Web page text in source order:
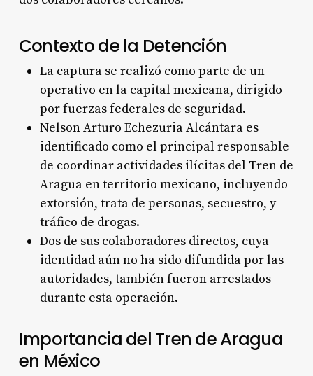
Contexto de la Detención
La captura se realizó como parte de un
operativo en la capital mexicana, dirigido
por fuerzas federales de seguridad.
Nelson Arturo Echezuria Alcántara es
identificado como el principal responsable
de coordinar actividades ilícitas del Tren de
Aragua en territorio mexicano, incluyendo
extorsión, trata de personas, secuestro, y
tráfico de drogas.
Dos de sus colaboradores directos, cuya
identidad aún no ha sido difundida por las
autoridades, también fueron arrestados
durante esta operación.
Importancia del Tren de Aragua
en México